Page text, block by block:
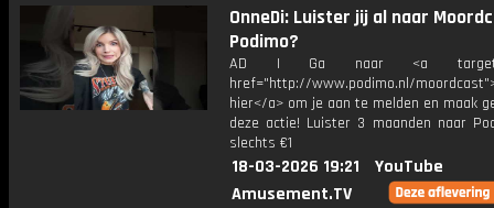
OnneDi: Luister jij al naar
Podimo?
AD | Ga naar <a
href="http://www.podimo.nl/
hier</a> om je aan te melden en maak
deze actie! Luister 3 maanden naar
slechts €1
18-03-2026 19:21
YouTube
Amusement.TV